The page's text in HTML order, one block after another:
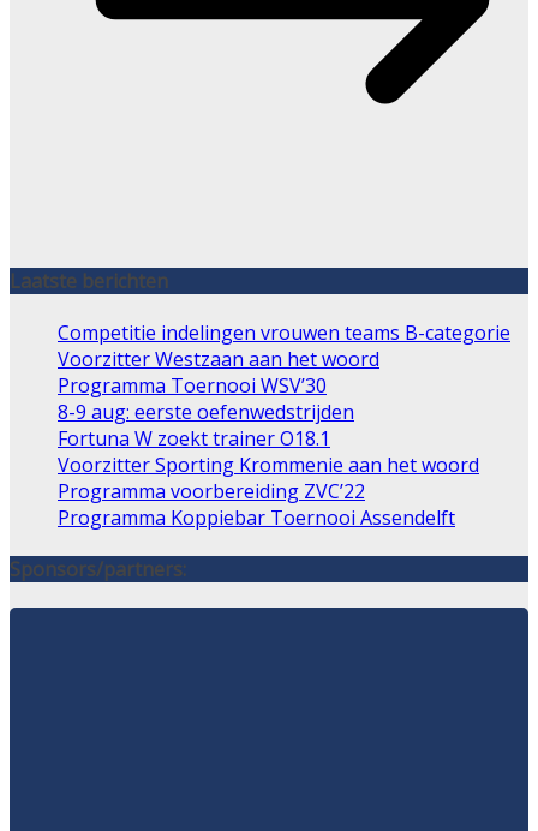
Laatste berichten
Competitie indelingen vrouwen teams B-categorie
Voorzitter Westzaan aan het woord
Programma Toernooi WSV’30
8-9 aug: eerste oefenwedstrijden
Fortuna W zoekt trainer O18.1
Voorzitter Sporting Krommenie aan het woord
Programma voorbereiding ZVC’22
Programma Koppiebar Toernooi Assendelft
Sponsors/partners: